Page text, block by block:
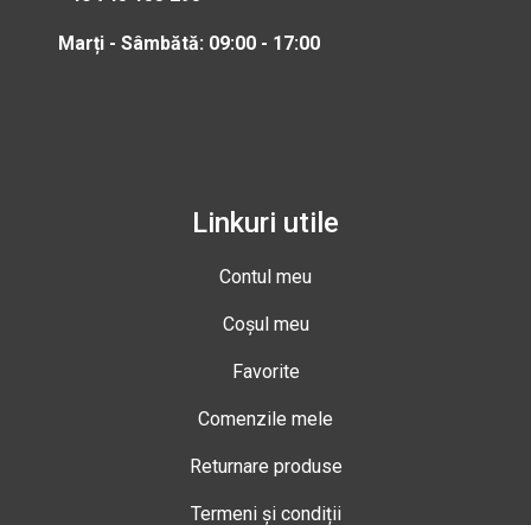
Marți - Sâmbătă: 09:00 - 17:00
Linkuri utile
Contul meu
Coșul meu
Favorite
Comenzile mele
Returnare produse
Termeni și condiții